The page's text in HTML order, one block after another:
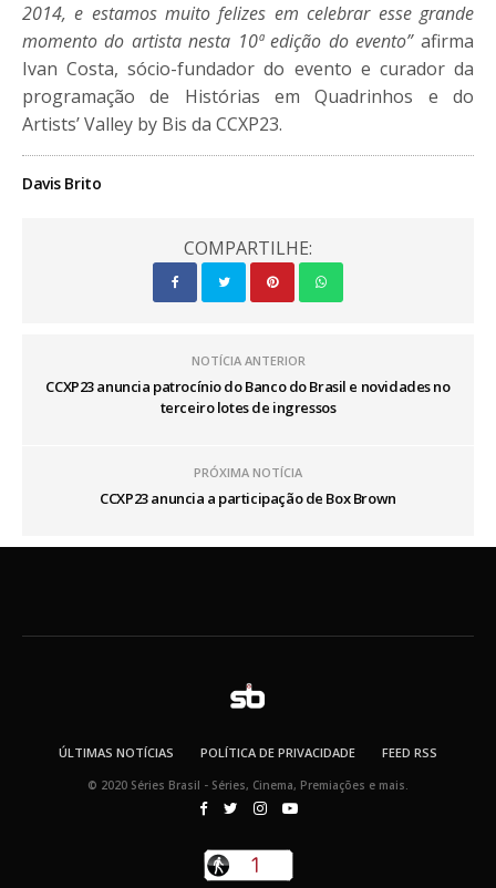
2014, e estamos muito felizes em celebrar esse grande
momento do artista nesta 10ª edição do evento” afirma
Ivan Costa, sócio-fundador do evento e curador da
programação de Histórias em Quadrinhos e do
Artists’ Valley by Bis da CCXP23.
Davis Brito
COMPARTILHE:
NOTÍCIA ANTERIOR
CCXP23 anuncia patrocínio do Banco do Brasil e novidades no
terceiro lotes de ingressos
PRÓXIMA NOTÍCIA
CCXP23 anuncia a participação de Box Brown
ÚLTIMAS NOTÍCIAS POLÍTICA DE PRIVACIDADE FEED RSS
© 2020 Séries Brasil - Séries, Cinema, Premiações e mais.